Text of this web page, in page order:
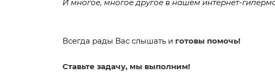
И многое, многое другое в нашем интернет-
Всегда рады Вас слышать и готовы помочь!
Ставьте задачу, мы выполним!